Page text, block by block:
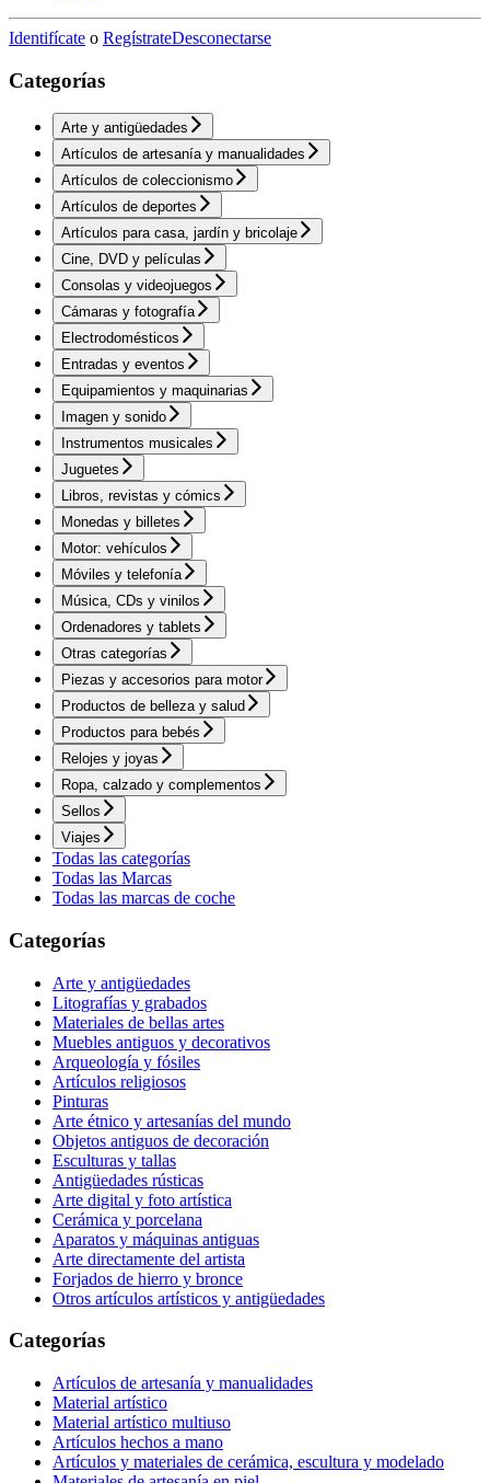
Identifícate o RegístrateDesconectarse
Categorías
Arte y antigüedades
Artículos de artesanía y manualidades
Artículos de coleccionismo
Artículos de deportes
Artículos para casa, jardín y bricolaje
Cine, DVD y películas
Consolas y videojuegos
Cámaras y fotografía
Electrodomésticos
Entradas y eventos
Equipamientos y maquinarias
Imagen y sonido
Instrumentos musicales
Juguetes
Libros, revistas y cómics
Monedas y billetes
Motor: vehículos
Móviles y telefonía
Música, CDs y vinilos
Ordenadores y tablets
Otras categorías
Piezas y accesorios para motor
Productos de belleza y salud
Productos para bebés
Relojes y joyas
Ropa, calzado y complementos
Sellos
Viajes
Todas las categorías
Todas las Marcas
Todas las marcas de coche
Categorías
Arte y antigüedades
Litografías y grabados
Materiales de bellas artes
Muebles antiguos y decorativos
Arqueología y fósiles
Artículos religiosos
Pinturas
Arte étnico y artesanías del mundo
Objetos antiguos de decoración
Esculturas y tallas
Antigüedades rústicas
Arte digital y foto artística
Cerámica y porcelana
Aparatos y máquinas antiguas
Arte directamente del artista
Forjados de hierro y bronce
Otros artículos artísticos y antigüedades
Categorías
Artículos de artesanía y manualidades
Material artístico
Material artístico multiuso
Artículos hechos a mano
Artículos y materiales de cerámica, escultura y modelado